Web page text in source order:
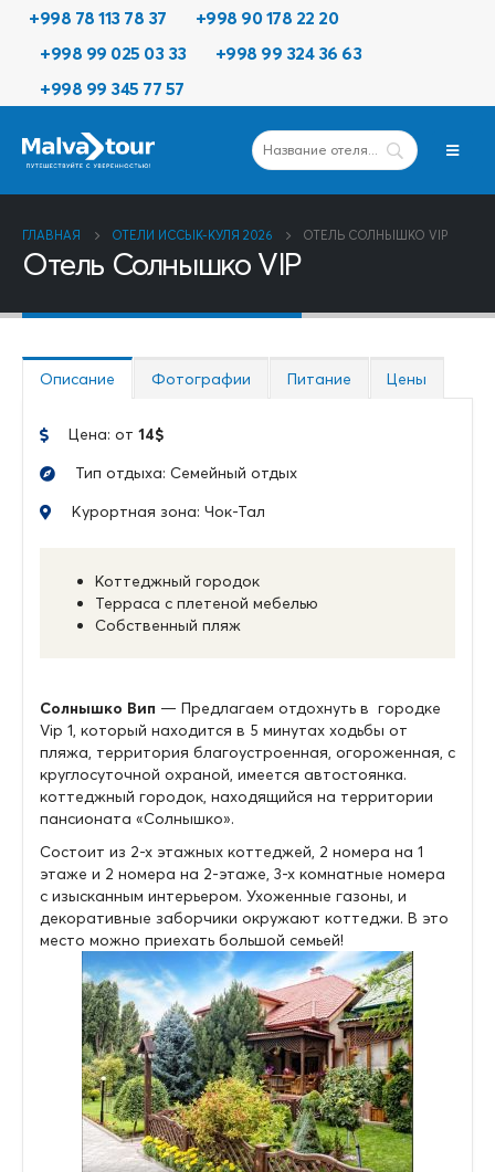
+998 78 113 78 37
+998 90 178 22 20
+998 99 025 03 33
+998 99 324 36 63
+998 99 345 77 57
ГЛАВНАЯ ОТЕЛИ ИССЫК-КУЛЯ 2026 ОТЕЛЬ СОЛНЫШКО VIP
Отель Солнышко VIP
Описание Фотографии Питание Цены
Цена: от 14$
Тип отдыха: Семейный отдых
Курортная зона: Чок-Тал
Коттеджный городок
Терраса с плетеной мебелью
Собственный пляж
Солнышко Вип — Предлагаем отдохнуть в городке
Vip 1, который находится в 5 минутах ходьбы от
пляжа, территория благоустроенная, огороженная, с
круглосуточной охраной, имеется автостоянка.
коттеджный городок, находящийся на территории
пансионата «Солнышко».
Состоит из 2-х этажных коттеджей, 2 номера на 1
этаже и 2 номера на 2-этаже, 3-х комнатные номера
с изысканным интерьером. Ухоженные газоны, и
декоративные заборчики окружают коттеджи. В это
место можно приехать большой семьей!